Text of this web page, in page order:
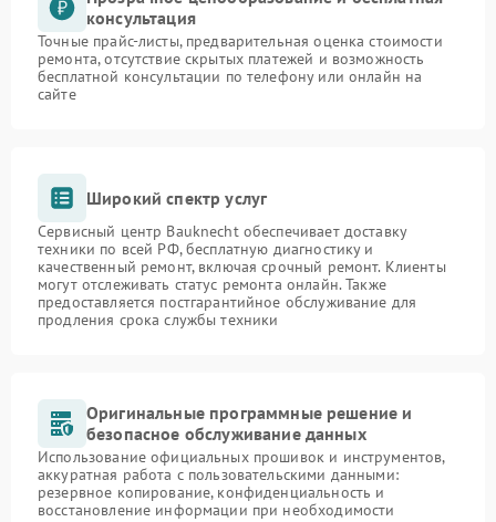
консультация
Точные прайс-листы, предварительная оценка стоимости
ремонта, отсутствие скрытых платежей и возможность
бесплатной консультации по телефону или онлайн на
сайте
Широкий спектр услуг
Сервисный центр Bauknecht обеспечивает доставку
техники по всей РФ, бесплатную диагностику и
качественный ремонт, включая срочный ремонт. Клиенты
могут отслеживать статус ремонта онлайн. Также
предоставляется постгарантийное обслуживание для
продления срока службы техники
Оригинальные программные решение и
безопасное обслуживание данных
Использование официальных прошивок и инструментов,
аккуратная работа с пользовательскими данными:
резервное копирование, конфиденциальность и
восстановление информации при необходимости